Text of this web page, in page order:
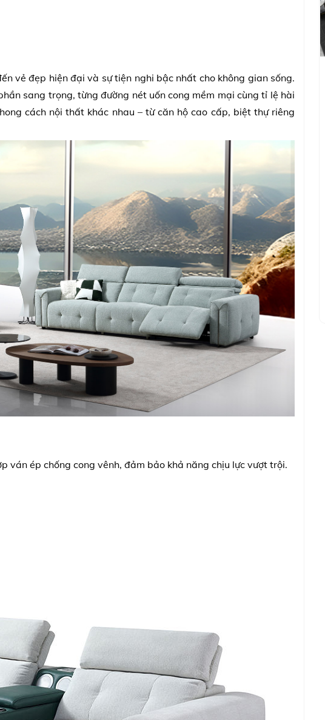
vẻ đẹp hiện đại và sự tiện nghi bậc nhất cho không gian sống.
sang trọng, từng đường nét uốn cong mềm mại cùng tỉ lệ hài
cách nội thất khác nhau – từ căn hộ cao cấp, biệt thự riêng
ván ép chống cong vênh, đảm bảo khả năng chịu lực vượt trội.